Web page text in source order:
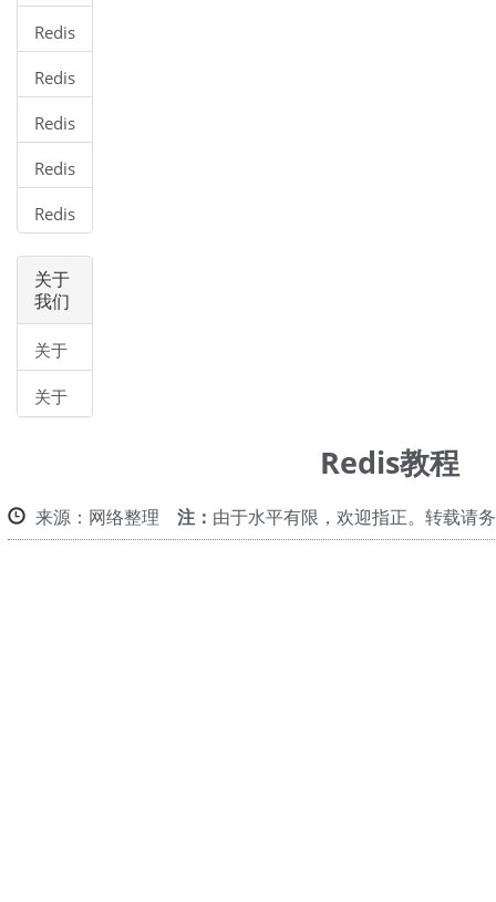
Redis
端连
接
Redis
传输
Redis
Redis
连接
操作
Redis
连接
操作
关于
我们
关于
关于
Redis教程
来源：网络整理 注： 由于水平有限，欢迎指正。转载请